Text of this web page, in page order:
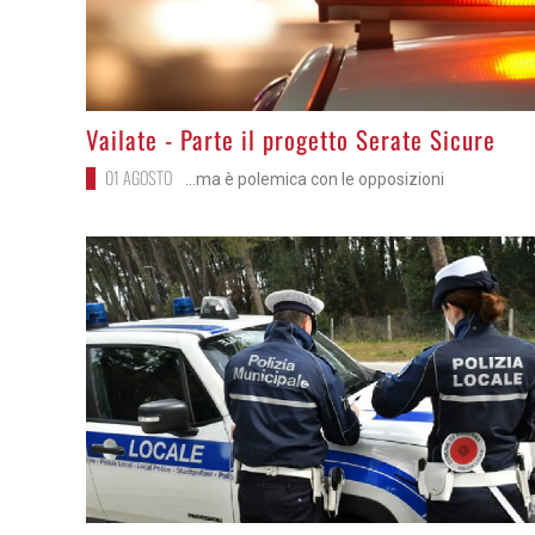
>
Vailate - Parte il progetto Serate Sicure
01 AGOSTO ...ma è polemica con le opposizioni